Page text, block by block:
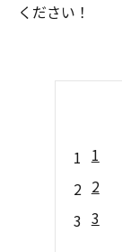
ください！
1
2
3